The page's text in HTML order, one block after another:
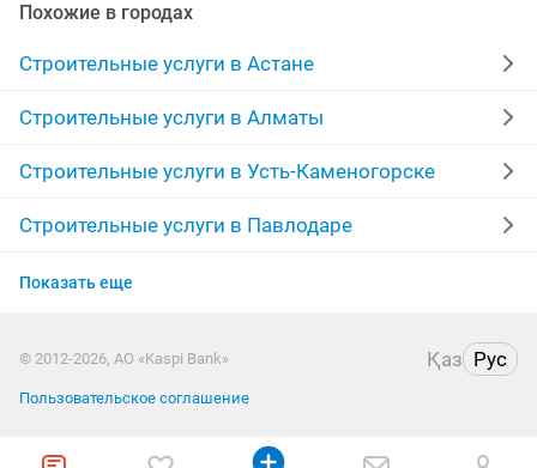
ремонт кровли крыши ремонт окон
стяжка полов кладка кирпича
строительство бани бригада каменщик
кафельщики вывоз строительного мусора
плиты перекрытия
Похожие в городах
Строительные услуги в Астане
Строительные услуги в Алматы
Строительные услуги в Усть-Каменогорске
Строительные услуги в Павлодаре
Строительные услуги в Атырау
Показать еще
© 2012-2026, АО «Kaspi Bank» Қаз Рус
Пользовательское соглашение